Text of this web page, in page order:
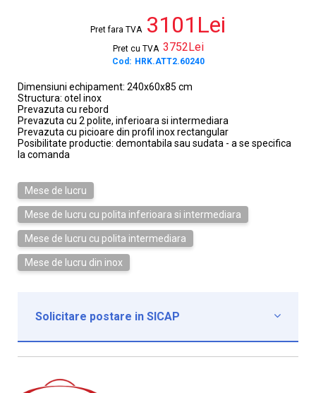
Pret fara TVA 3101Lei
Pret cu TVA 3752Lei
Cod: HRK.ATT2.60240
Dimensiuni echipament: 240x60x85 cm
Structura: otel inox
Prevazuta cu rebord
Prevazuta cu 2 polite, inferioara si intermediara
Prevazuta cu picioare din profil inox rectangular
Posibilitate productie: demontabila sau sudata - a se specifica
la comanda
Mese de lucru
Mese de lucru cu polita inferioara si intermediara
Mese de lucru cu polita intermediara
Mese de lucru din inox
Solicitare postare in SICAP 
Institutie*
Nume contact*